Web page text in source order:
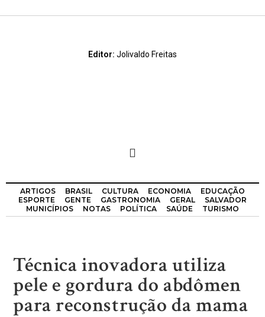
Editor: Jolivaldo Freitas
ARTIGOS BRASIL CULTURA ECONOMIA
EDUCAÇÃO
ESPORTE
GENTE GASTRONOMIA GERAL
SALVADOR
MUNICÍPIOS
NOTAS POLÍTICA SAÚDE TURISMO
Técnica inovadora utiliza
pele e gordura do abdômen
para reconstrução da mama